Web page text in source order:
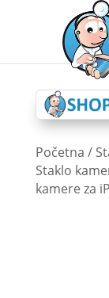
Početna /
Staklo
kamere za